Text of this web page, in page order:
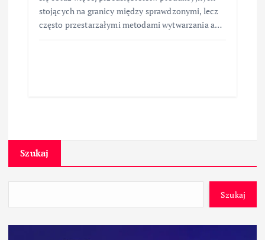
stojących na granicy między sprawdzonymi, lecz
często przestarzałymi metodami wytwarzania a…
Szukaj
Szukaj